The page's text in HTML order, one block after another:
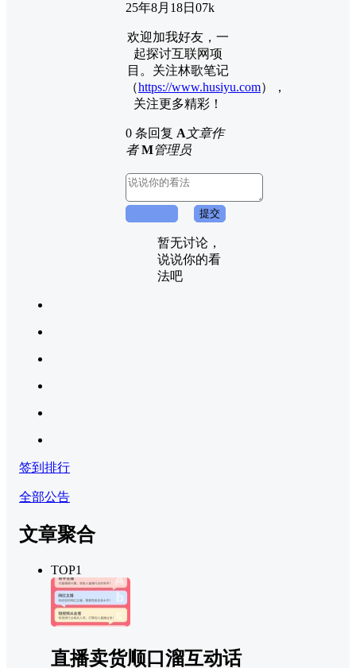
25年8月18日 07k
欢迎加我好友，一
起探讨互联网项
目。关注林歌笔记
（https://www.husiyu.com），
关注更多精彩！
0 条回复 A文章作
者 M管理员
提交
暂无讨论，
说说你的看
法吧
签到排行
全部公告
文章聚合
TOP1
直播卖货顺口溜互动话